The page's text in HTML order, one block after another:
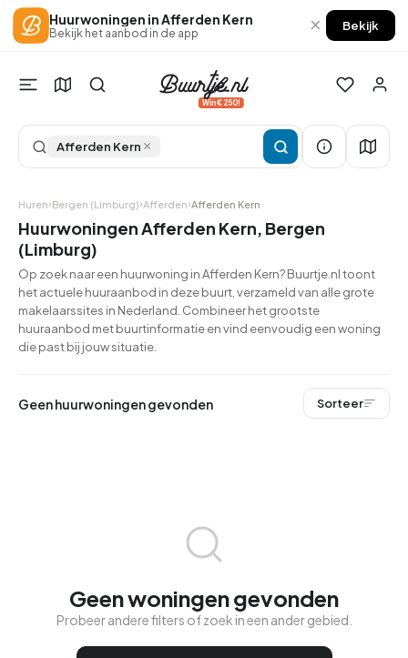
Huurwoningen in Afferden Kern
Bekijk het aanbod in de app × Bekijk
Win €250!
Afferden Kern ×
Huren Bergen (Limburg) Afferden Afferden Kern
Huurwoningen Afferden Kern, Bergen
(Limburg)
Op zoek naar een huurwoning in Afferden Kern? Buurtje.nl toont
het actuele huuraanbod in deze buurt, verzameld van alle grote
makelaarssites in Nederland. Combineer het grootste
huuraanbod met buurtinformatie en vind eenvoudig een woning
die past bij jouw situatie.
Geen huurwoningen gevonden Sorteer
Geen woningen gevonden
Probeer andere filters of zoek in een ander gebied.